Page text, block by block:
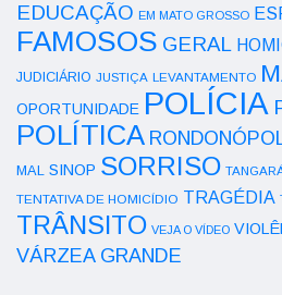
EDUCAÇÃO EM MATO GROSSO
FAMOSOS GERAL
JUDICIÁRIO JUSTIÇA LEVANTAMENTO
OPORTUNIDADE POLÍCIA
POLÍTICA
MAL SINOP SORRISO
TENTATIVA DE HOMICÍDIO TRAGÉDIA
TRÂNSITO VEJA O VÍDEO
VÁRZEA GRANDE